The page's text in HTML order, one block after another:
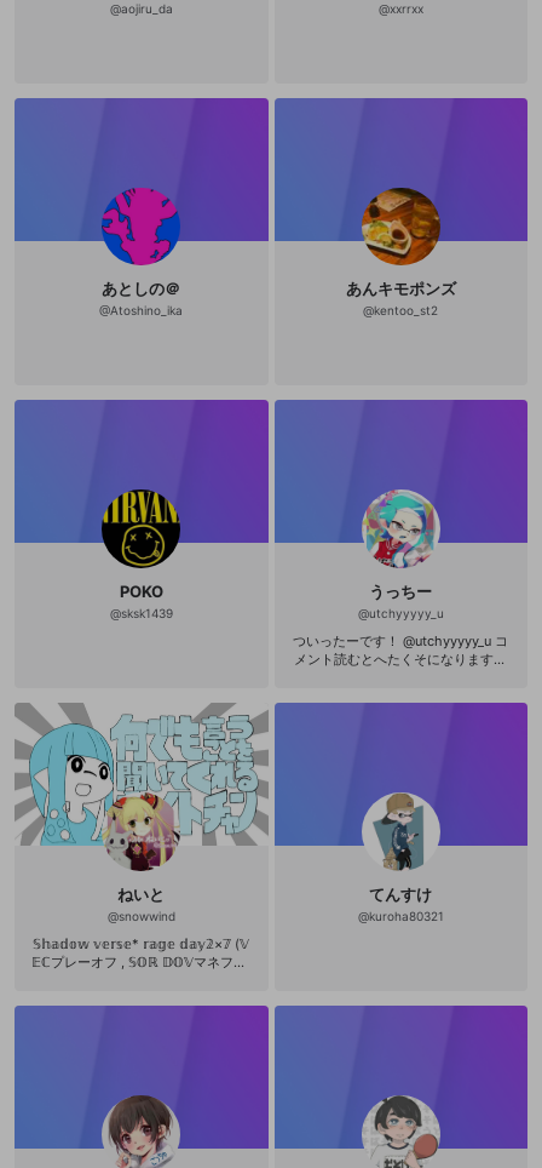
@aojiru_da @xxrrxx
あとしの＠
@Atoshino_ika
あんキモポンズ
@kentoo_st2
POKO
@sksk1439
うっちー
@utchyyyyy_u
ついったーです！ @utchyyyyy_u コ
メント読むとへたくそになりますが
ねいと
@snowwind
𝕊𝕙𝕒𝕕𝕠𝕨 𝕧𝕖𝕣𝕤𝕖* 𝕣𝕒𝕘𝕖 𝕕𝕒𝕪𝟚×𝟟 (𝕍
𝔼ℂプレーオフ , 𝕊𝕆ℝ 𝔻𝕆𝕍マネフィ)
てんすけ
@kuroha80321